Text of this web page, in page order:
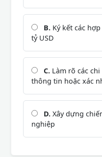
B. Ký kết các
tỷ USD
C. Làm rõ các
thông tin hoặc xác
D. Xây dựng
nghiệp